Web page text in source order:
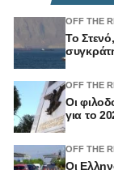
OFF THE
Το
OFF THE
Οι
για το
OFF THE
Οι